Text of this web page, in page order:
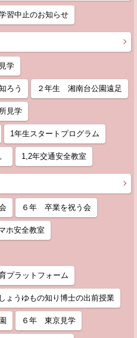
習中止のお知らせ
学
ろう ２年生 湘南台公園遠足
見学
1年生スタートプログラム
1,2年交通安全教室
６年 卒業を祝う会
ホ安全教室
プラットフォーム
ょうゆもの知り博士の出前授業
６年 東京見学